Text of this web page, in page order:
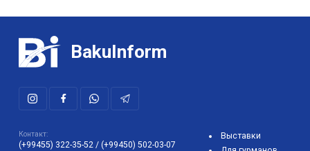
BakuInform
Контакт:
(+99455) 322-35-52 / (+99450) 502-03-07
Выставки